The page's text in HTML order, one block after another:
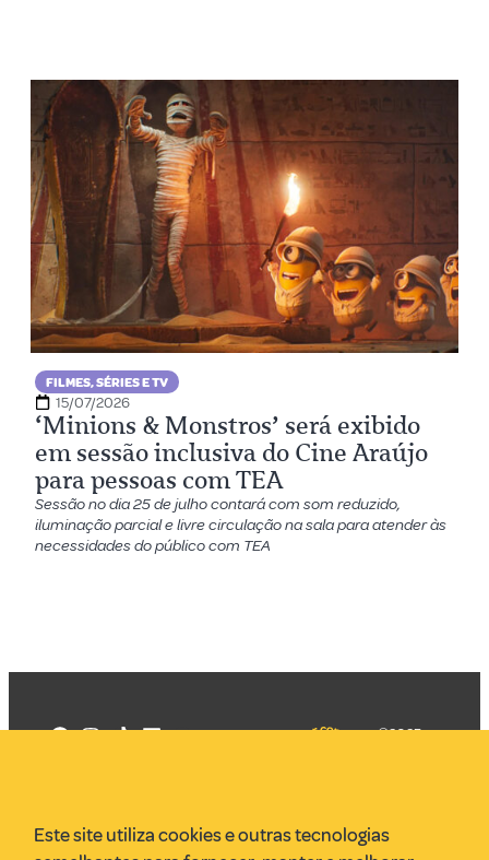
FILMES, SÉRIES E TV
15/07/2026
‘Minions & Monstros’ será exibido
em sessão inclusiva do Cine Araújo
para pessoas com TEA
Sessão no dia 25 de julho contará com som reduzido,
iluminação parcial e livre circulação na sala para atender às
necessidades do público com TEA
VR Assessoria
©2025
Este site utiliza cookies e outras tecnologias